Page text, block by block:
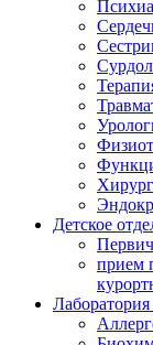
Детское
прием
Лаборатория